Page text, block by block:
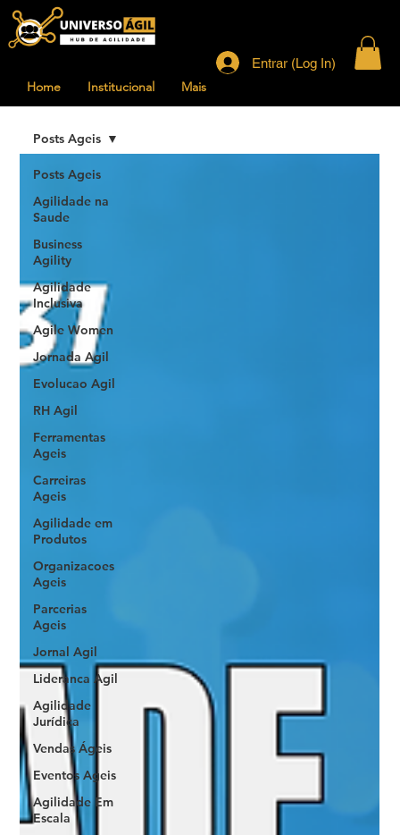
Home Institucional Mais
Entrar (Log In)
Posts Ageis
Agilidade na
Saude
Business
Agility
Agilidade
Inclusiva
Agile Women
Jornada Agil
Evolucao Agil
RH Agil
Ferramentas
Ageis
Carreiras
Ageis
Agilidade em
Produtos
Organizacoes
Ageis
Parcerias
Ageis
Jornal Agil
Lideranca Agil
Agilidade
Jurídica
Vendas Ágeis
Eventos Ageis
Agilidade Em
Escala
Posts Ageis